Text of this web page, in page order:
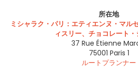
所在地
ミシャラク・パリ：エティエンヌ・マル
ィスリー、チョコレート
37 Rue Étienne
75001 Paris 1
ルートプランナー